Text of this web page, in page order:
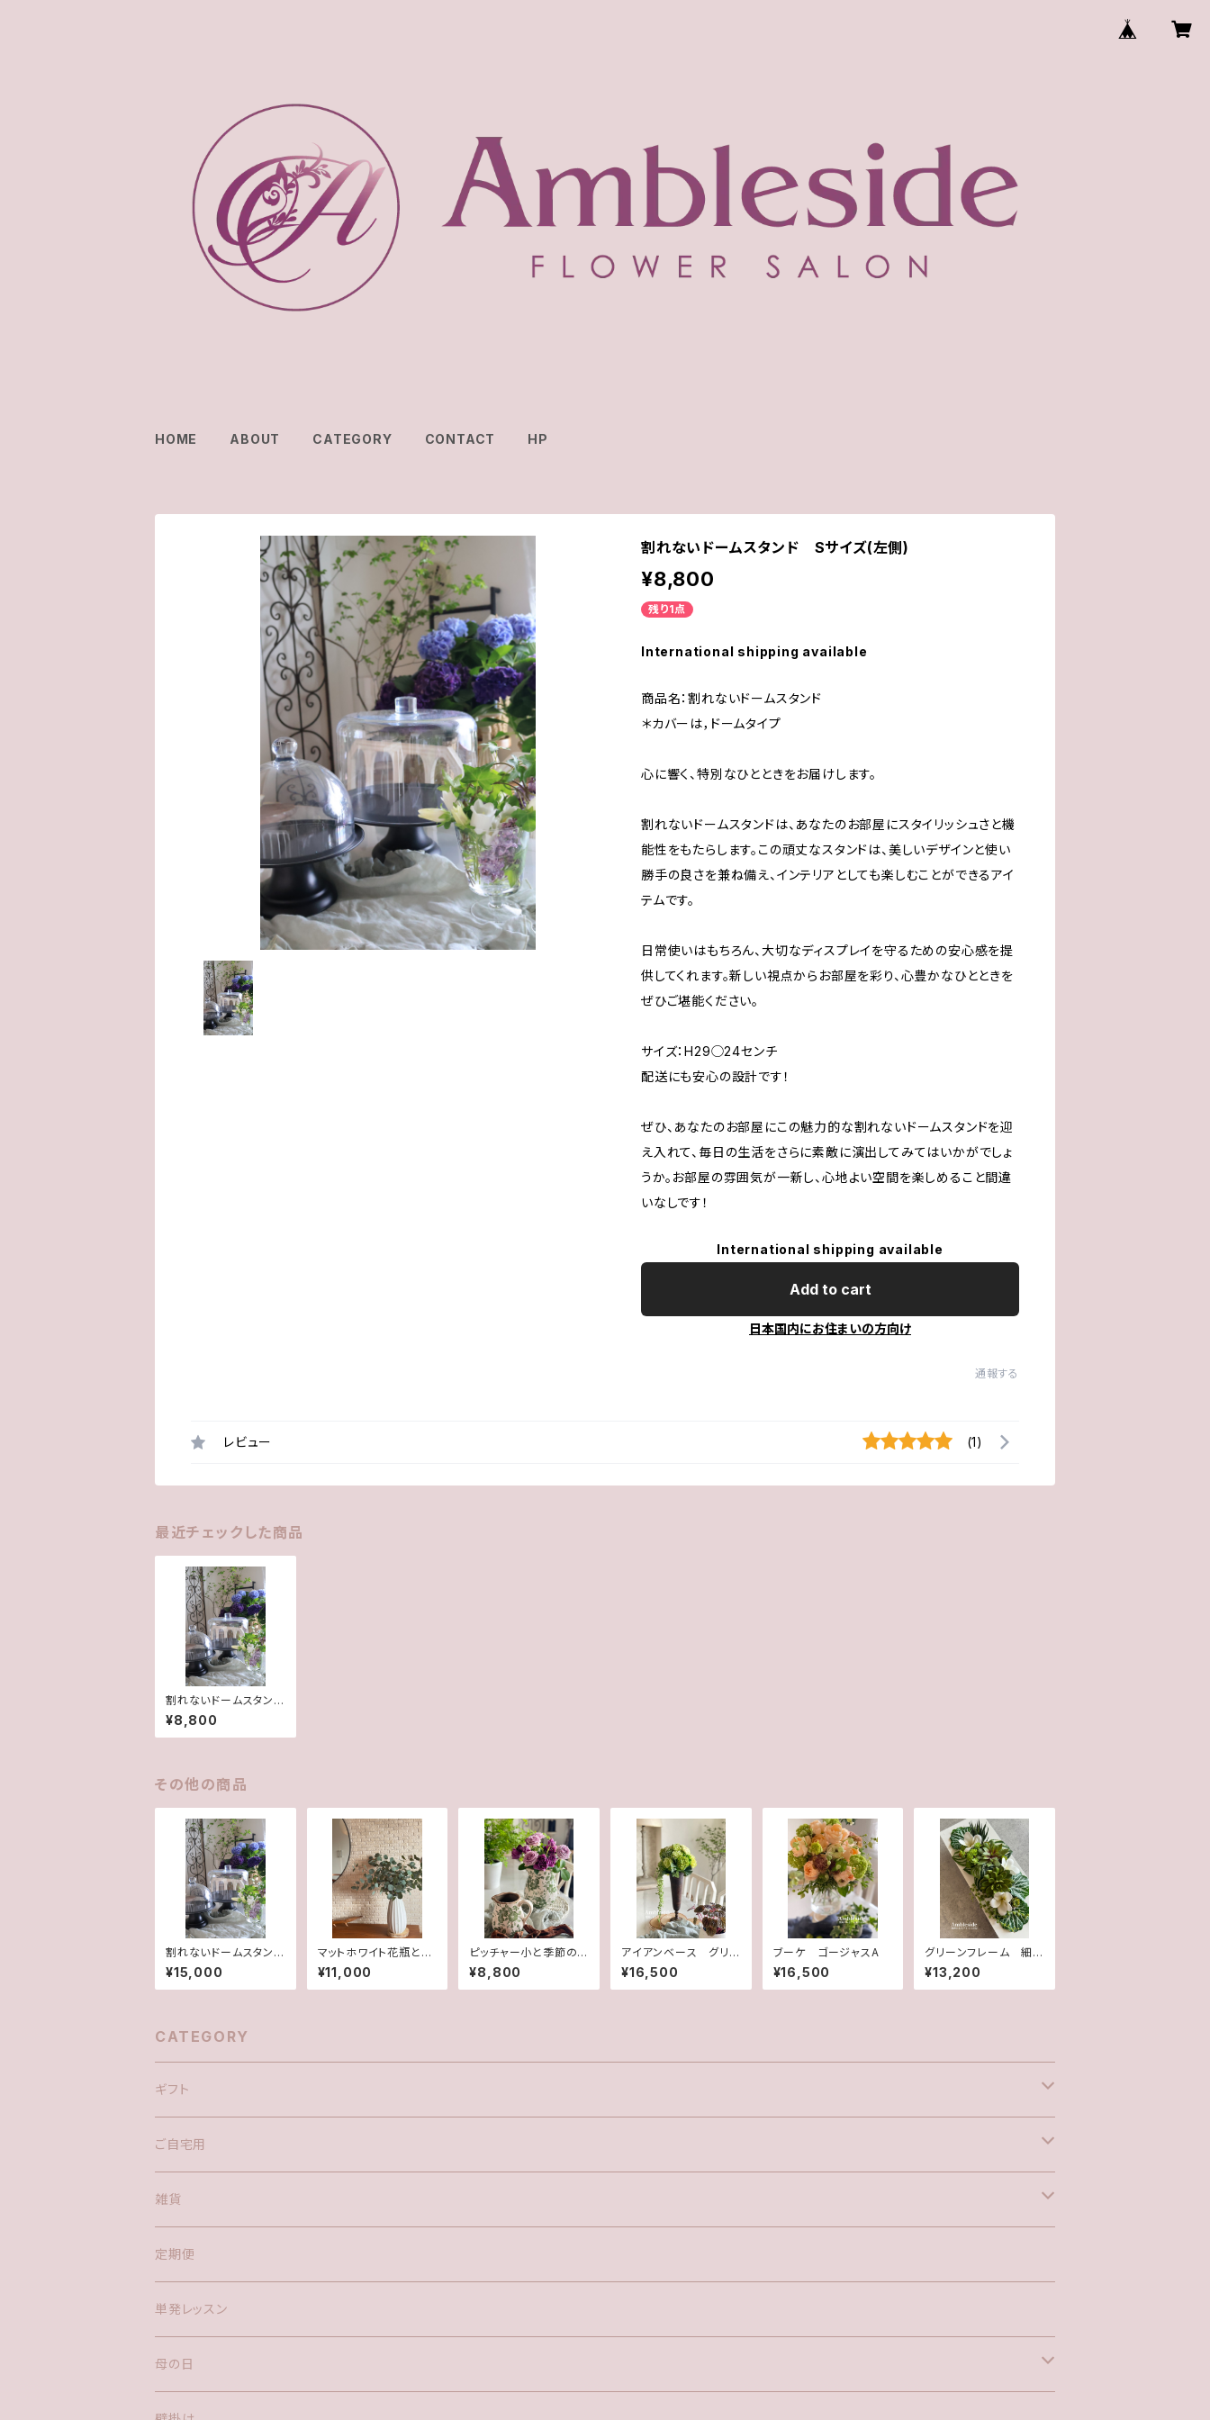
HOME ABOUT CATEGORY CONTACT HP
割れないドームスタンド Sサイズ(左側)
¥8,800
残り1点
International shipping available
商品名：割れないドームスタンド
＊カバーは，ドームタイプ
心に響く、特別なひとときをお届けします。
割れないドームスタンドは、あなたのお部屋にスタイリッシュさと機
能性をもたらします。この頑丈なスタンドは、美しいデザインと使い
勝手の良さを兼ね備え、インテリアとしても楽しむことができるアイ
テムです。
日常使いはもちろん、大切なディスプレイを守るための安心感を提
供してくれます。新しい視点からお部屋を彩り、心豊かなひとときを
ぜひご堪能ください。
サイズ：H29◯24センチ
配送にも安心の設計です！
ぜひ、あなたのお部屋にこの魅力的な割れないドームスタンドを迎
え入れて、毎日の生活をさらに素敵に演出してみてはいかがでしょ
うか。お部屋の雰囲気が一新し、心地よい空間を楽しめること間違
いなしです！
International shipping available
Add to cart
日本国内にお住まいの方向け
通報する
レビュー (1)
最近チェックした商品
割れないドームスタン
ド Sサイズ(左側)
¥8,800
その他の商品
割れないドームスタン
ド Lサイズ(右側)
¥15,000
マットホワイト花瓶と季
節の枝物またはグリー
ン
¥11,000
ピッチャー小と季節の
花セット 送料込み
¥8,800
アイアンベース グリ
ーン(造花)
¥16,500
ブーケ ゴージャスA
¥16,500
グリーンフレーム 細
長(造花)
¥13,200
CATEGORY
ギフト
花束
花瓶
アレンジメント(置き型)
鉢物
お供え
お供えアレンジメント(置き型)
ご自宅用
花束
アレンジメント(置き型)
リース
雑貨
花瓶
鉢物
ハーバリウム
定期便
単発レッスン
母の日